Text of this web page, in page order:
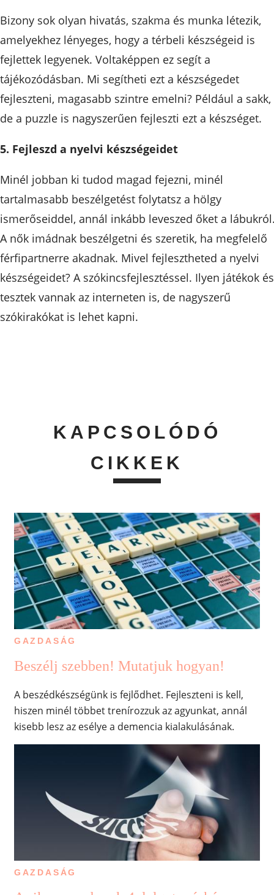
Bizony sok olyan hivatás, szakma és munka létezik,
amelyekhez lényeges, hogy a térbeli készségeid is
fejlettek legyenek. Voltaképpen ez segít a
tájékozódásban. Mi segítheti ezt a készségedet
fejleszteni, magasabb szintre emelni? Például a sakk,
de a puzzle is nagyszerűen fejleszti ezt a készséget.
5. Fejleszd a nyelvi készségeidet
Minél jobban ki tudod magad fejezni, minél
tartalmasabb beszélgetést folytatsz a hölgy
ismerőseiddel, annál inkább leveszed őket a
A nők imádnak beszélgetni és szeretik, ha megfelelő
férfipartnerre akadnak. Mivel fejlesztheted a nyelvi
készségeidet? A szókincsfejlesztéssel. Ilyen játékok és
tesztek vannak az interneten is, de nagyszerű
szókirakókat is lehet kapni.
KAPCSOLÓDÓ
CIKKEK
GAZDASÁG
Beszélj szebben! Mutatjuk hogyan!
A beszédkészségünk is fejlődhet. Fejleszteni is kell,
hiszen minél többet trenírozzuk az agyunkat, annál
kisebb lesz az esélye a demencia kialakulásának.
GAZDASÁG